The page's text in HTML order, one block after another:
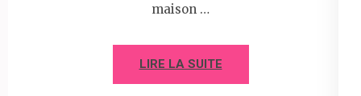
maison …
LIRE LA SUITE